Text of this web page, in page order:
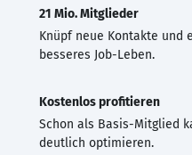
21 Mio. Mitglieder
Knüpf neue Kontakte und
besseres Job-Leben.
Kostenlos profitieren
Schon als Basis-Mitglied
deutlich optimieren.